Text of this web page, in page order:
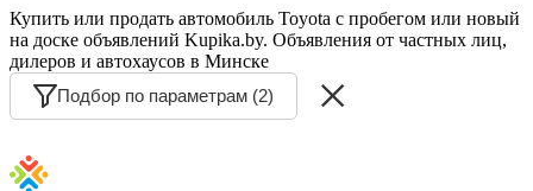
Купить или продать автомобиль Toyota с пробегом или новый
на доске объявлений Kupika.by. Объявления от частных лиц,
дилеров и автохаусов в Минске
Подбор по параметрам (2)